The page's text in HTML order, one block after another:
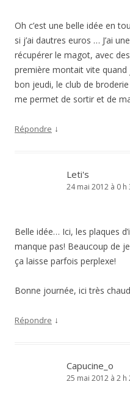
Oh c’est une belle idée en
si j’ai dautres euros … J’ai
récupérer le magot, avec
première montait vite quand
bon jeudi, le club de
me permet de sortir et de
Répondre ↓
Leti's
24 mai 2012 à 0 h
Belle idée… Ici, les plaques
manque pas! Beaucoup de
ça laisse parfois perplexe!
Bonne journée, ici très
Répondre ↓
Capucine_o
25 mai 2012 à 2 h